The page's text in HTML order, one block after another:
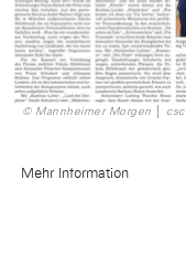
© Mannheimer Morgen │ csc
Mehr Information